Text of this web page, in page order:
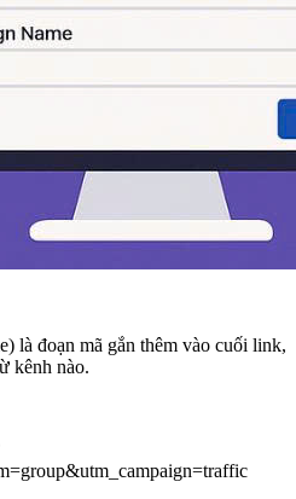
là đoạn mã gắn thêm vào cuối link,
kênh nào.